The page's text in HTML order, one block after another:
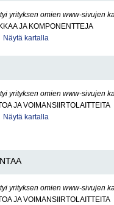
yrityksen omien www-sivujen
JA KOMPONENTTEJA
Näytä kartalla
yrityksen omien www-sivujen
JA VOIMANSIIRTOLAITTEITA
Näytä kartalla
yrityksen omien www-sivujen
JA VOIMANSIIRTOLAITTEITA